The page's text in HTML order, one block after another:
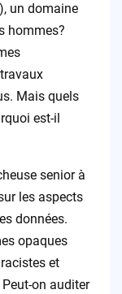
un domaine
hommes?
Mais quels
est-il
senior à
les aspects
données.
opaques
et
on auditer